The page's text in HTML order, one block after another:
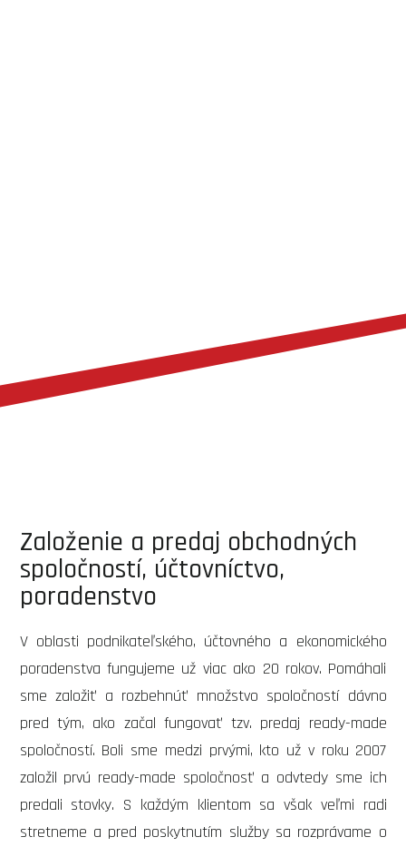
Založenie a predaj obchodných
spoločností, účtovníctvo,
poradenstvo
V oblasti podnikateľského, účtovného a ekonomického
poradenstva fungujeme už viac ako 20 rokov. Pomáhali
sme založiť a rozbehnúť množstvo spoločností dávno
pred tým, ako začal fungovať tzv. predaj ready-made
spoločností. Boli sme medzi prvými, kto už v roku 2007
založil prvú ready-made spoločnosť a odvtedy sme ich
predali stovky. S každým klientom sa však veľmi radi
stretneme a pred poskytnutím služby sa rozprávame o